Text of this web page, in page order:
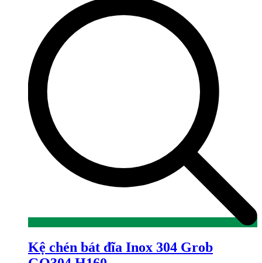
Kệ chén bát đĩa Inox 304 Grob